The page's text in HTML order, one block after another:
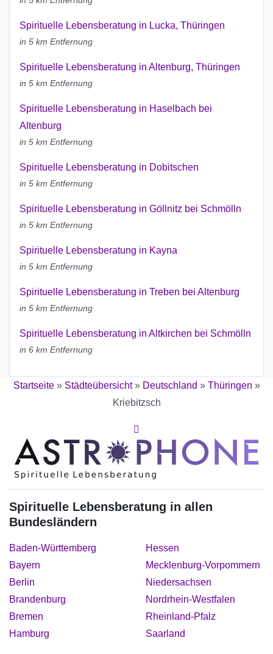
Spirituelle Lebensberatung in Lucka, Thüringen
in 5 km Entfernung
Spirituelle Lebensberatung in Altenburg, Thüringen
in 5 km Entfernung
Spirituelle Lebensberatung in Haselbach bei
Altenburg
in 5 km Entfernung
Spirituelle Lebensberatung in Dobitschen
in 5 km Entfernung
Spirituelle Lebensberatung in Göllnitz bei Schmölln
in 5 km Entfernung
Spirituelle Lebensberatung in Kayna
in 5 km Entfernung
Spirituelle Lebensberatung in Treben bei Altenburg
in 5 km Entfernung
Spirituelle Lebensberatung in Altkirchen bei Schmölln
in 6 km Entfernung
Startseite» Städteübersicht» Deutschland » Thüringen »
Kriebitzsch
Spirituelle Lebensberatung in allen
Bundesländern
Baden-Württemberg
Bayern
Berlin
Brandenburg
Bremen
Hamburg
Hessen
Mecklenburg-Vorpommern
Niedersachsen
Nordrhein-Westfalen
Rheinland-Pfalz
Saarland